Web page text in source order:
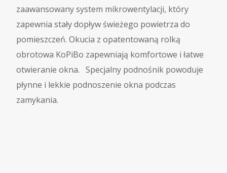
zaawansowany system mikrowentylacji, który
zapewnia stały dopływ świeżego powietrza do
pomieszczeń. Okucia z opatentowaną rolką
obrotowa KoPiBo zapewniają komfortowe i łatwe
otwieranie okna. Specjalny podnośnik powoduje
płynne i lekkie podnoszenie okna podczas
zamykania.